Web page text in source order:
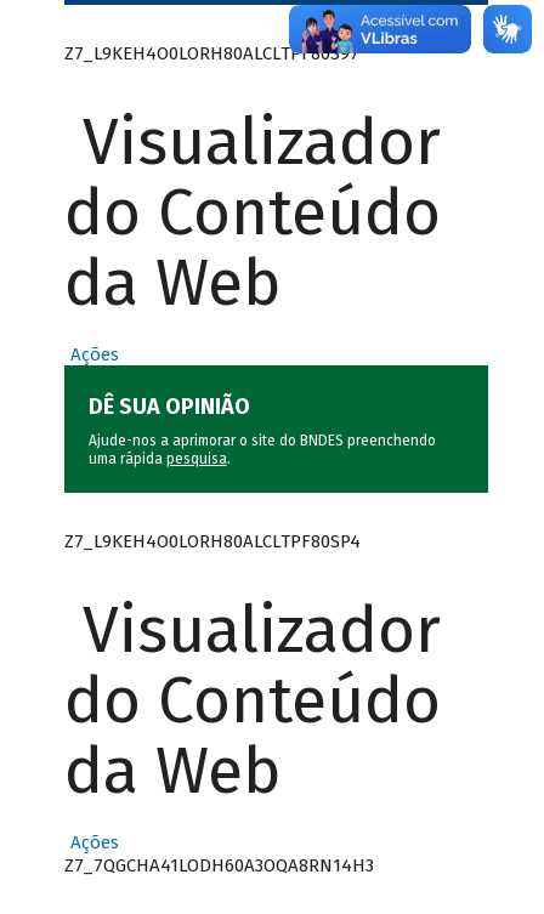
Z7_L9KEH4O0LORH80ALCLTPF80S97
Visualizador
do Conteúdo
da Web
Ações
DÊ SUA OPINIÃO
Ajude-nos a aprimorar o site do BNDES preenchendo
uma rápida pesquisa.
Z7_L9KEH4O0LORH80ALCLTPF80SP4
Visualizador
do Conteúdo
da Web
Ações
Z7_7QGCHA41LODH60A3OQA8RN14H3